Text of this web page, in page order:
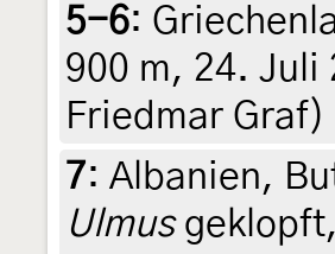
5-6:
900 m, 24. Juli
Friedmar Graf)
7: Albanien,
Ulmus